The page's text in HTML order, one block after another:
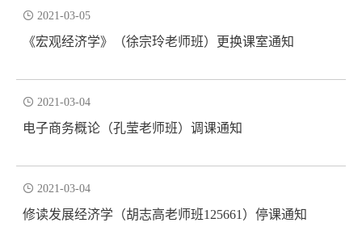
 2021-03-05
《宏观经济学》（徐宗玲老师班）更换课室通知
 2021-03-04
电子商务概论（孔莹老师班）调课通知
 2021-03-04
修读发展经济学（胡志高老师班125661）停课通知